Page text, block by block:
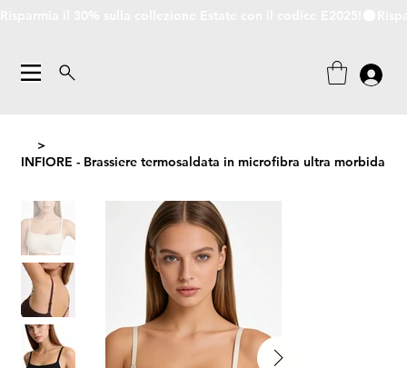
>
INFIORE - Brassiere termosaldata in microfibra ultra morbida